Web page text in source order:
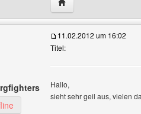
Benutzer-Profile anzeigen
11.02.2012 um 16:02
Titel:
Hallo,
sieht sehr geil aus, vielen